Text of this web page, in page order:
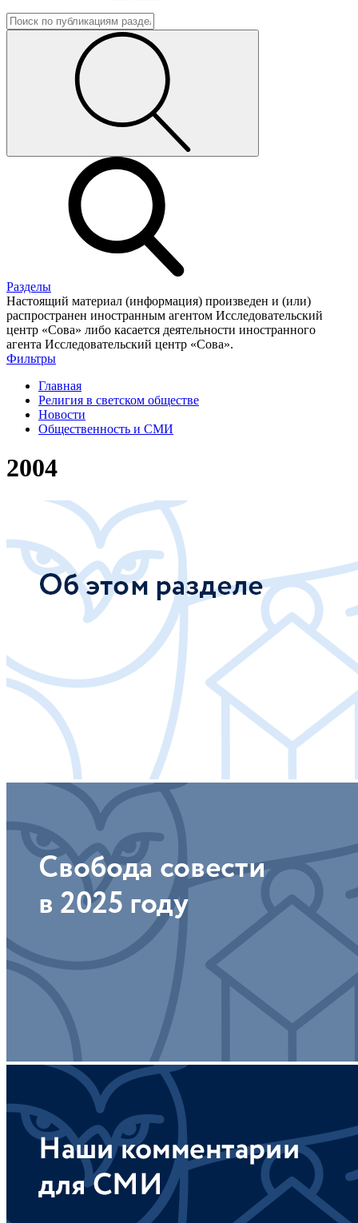
Разделы
Настоящий материал (информация) произведен и (или)
распространен иностранным агентом Исследовательский
центр «Сова» либо касается деятельности иностранного
агента Исследовательский центр «Сова».
Фильтры
Главная
Религия в светском обществе
Новости
Общественность и СМИ
2004